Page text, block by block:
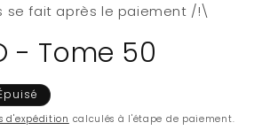
se fait après le paiement /!\
- Tome 50
d'expédition calculés à l'étape de paiement.